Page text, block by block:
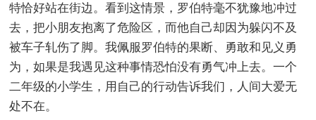
特恰好站在街边。看到这情景，罗伯特毫不犹豫地冲过
去，把小朋友抱离了危险区，而他自己却因为躲闪不及
被车子轧伤了脚。我佩服罗伯特的果断、勇敢和见义勇
为，如果是我遇见这种事情恐怕没有勇气冲上去。一个
二年级的小学生，用自己的行动告诉我们，人间大爱无
处不在。